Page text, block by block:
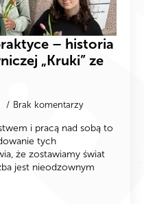
– historia
„Kruki” ze
Brak komentarzy
i pracą nad sobą to
tych
że zostawiamy świat
jest nieodzownym